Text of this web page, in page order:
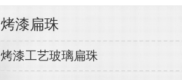
烤漆扁珠
烤漆工艺玻璃扁珠